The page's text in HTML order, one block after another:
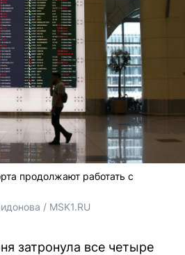
продолжают работать с
/ MSK1.RU
затронула все четыре